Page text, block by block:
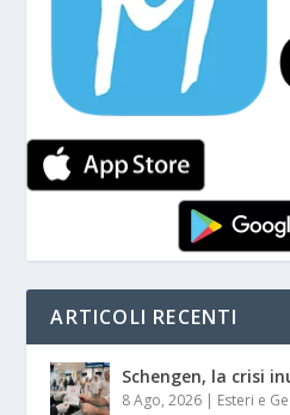
ARTICOLI RECENTI
Schengen, la crisi
8 Ago, 2026 Esteri e